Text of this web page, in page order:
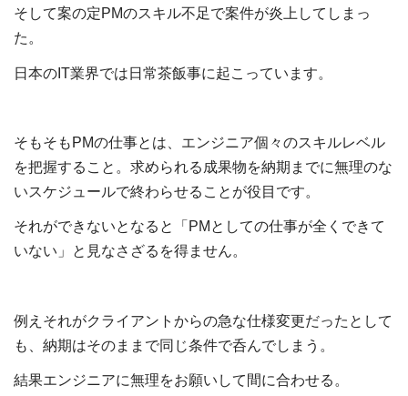
そして案の定PMのスキル不足で案件が炎上してしまっ
た。
日本のIT業界では日常茶飯事に起こっています。
そもそもPMの仕事とは、エンジニア個々のスキルレベル
を把握すること。求められる成果物を納期までに無理のな
いスケジュールで終わらせることが役目です。
それができないとなると「PMとしての仕事が全くできて
いない」と見なさざるを得ません。
例えそれがクライアントからの急な仕様変更だったとして
も、納期はそのままで同じ条件で呑んでしまう。
結果エンジニアに無理をお願いして間に合わせる。